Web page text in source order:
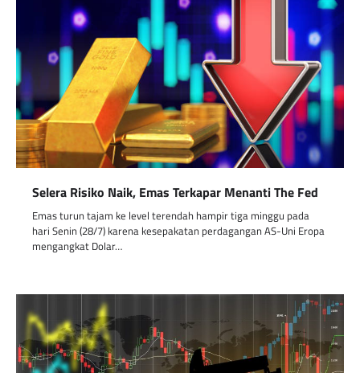
Selera Risiko Naik, Emas Terkapar Menanti The Fed
Emas turun tajam ke level terendah hampir tiga minggu pada
hari Senin (28/7) karena kesepakatan perdagangan AS-Uni Eropa
mengangkat Dolar…